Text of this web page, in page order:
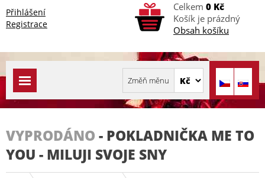
Přihlášení
Registrace
Celkem 0 Kč
Košík je prázdný
Obsah košíku
VYPRODÁNO - POKLADNIČKA ME TO
YOU - MILUJI SVOJE SNY